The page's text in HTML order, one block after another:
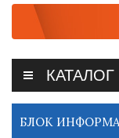
КАТАЛОГ
БЛОК